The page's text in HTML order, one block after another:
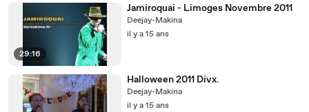
29:16
Jamiroquai - Limoges Novembre 2011
Deejay-Makina
il y a 15 ans
Halloween 2011 Divx.
Deejay-Makina
il y a 15 ans